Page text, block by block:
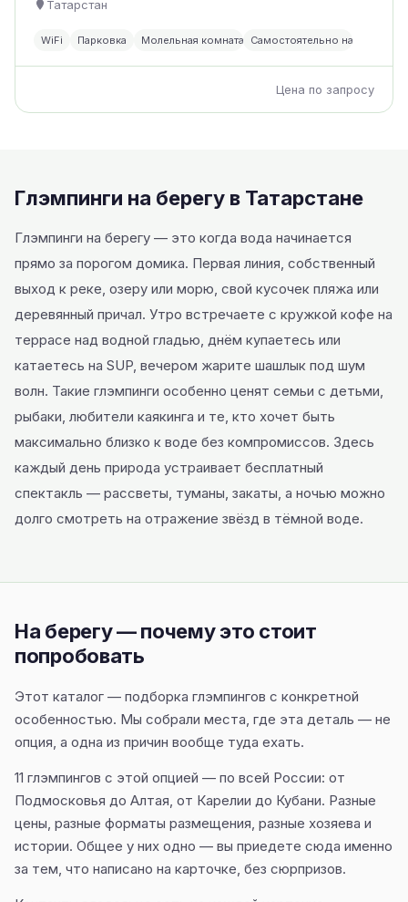
Татарстан
WiFi Парковка Молельная комната Самостоятельно на кухне
Цена по запросу
Глэмпинги на берегу в Татарстане
Глэмпинги на берегу — это когда вода начинается
прямо за порогом домика. Первая линия, собственный
выход к реке, озеру или морю, свой кусочек пляжа или
деревянный причал. Утро встречаете с кружкой кофе на
террасе над водной гладью, днём купаетесь или
катаетесь на SUP, вечером жарите шашлык под шум
волн. Такие глэмпинги особенно ценят семьи с детьми,
рыбаки, любители каякинга и те, кто хочет быть
максимально близко к воде без компромиссов. Здесь
каждый день природа устраивает бесплатный
спектакль — рассветы, туманы, закаты, а ночью можно
долго смотреть на отражение звёзд в тёмной воде.
На берегу — почему это стоит
попробовать
Этот каталог — подборка глэмпингов с конкретной
особенностью. Мы собрали места, где эта деталь — не
опция, а одна из причин вообще туда ехать.
11 глэмпингов с этой опцией — по всей России: от
Подмосковья до Алтая, от Карелии до Кубани. Разные
цены, разные форматы размещения, разные хозяева и
истории. Общее у них одно — вы приедете сюда именно
за тем, что написано на карточке, без сюрпризов.